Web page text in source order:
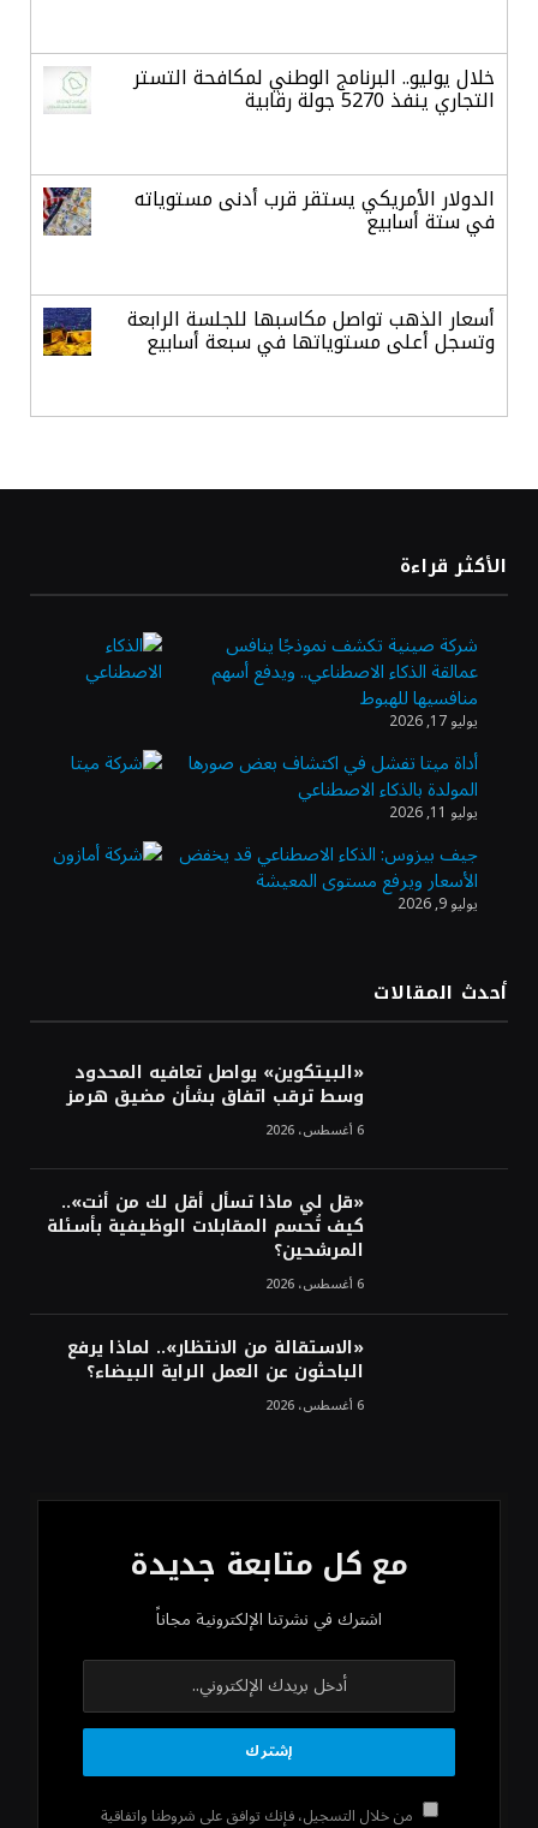
خلال يوليو.. البرنامج الوطني لمكافحة التستر
التجاري ينفذ 5270 جولة رقابية
الدولار الأمريكي يستقر قرب أدنى مستوياته
في ستة أسابيع
أسعار الذهب تواصل مكاسبها للجلسة الرابعة
وتسجل أعلى مستوياتها في سبعة أسابيع
«طيران الرياض» يدشن أولى رحلاته إلى مومباي
ويضيف الوجهة التشغيلية الثامنة
وزير الاستثمار: الموافقة على رخصة مزاولة
الأنشطة المالية عابرة الحدود تطوير للبيئة
الاستثمارية
الذهب يسجل أعلى مستوى في أسبوعين بدعم
من تراجع الدولار
الدولار الأمريكي يتراجع قرب أدنى مستوياته
ترقب تطورات الوساطة بشأن الحرب
الأكثر قراءة
شركة صينية تكشف نموذجًا ينافس
عمالقة الذكاء الاصطناعي.. ويدفع أسهم
منافسيها للهبوط
يوليو 17, 2026
أداة ميتا تفشل في اكتشاف بعض صورها
المولدة بالذكاء الاصطناعي
يوليو 11, 2026
جيف بيزوس: الذكاء الاصطناعي قد يخفض
الأسعار ويرفع مستوى المعيشة
يوليو 9, 2026
أحدث المقالات
«البيتكوين» يواصل تعافيه المحدود
وسط ترقب اتفاق بشأن مضيق هرمز
6 أغسطس، 2026
«قل لي ماذا تسأل أقل لك من أنت»..
كيف تُحسم المقابلات الوظيفية بأسئلة
المرشحين؟
6 أغسطس، 2026
«الاستقالة من الانتظار».. لماذا يرفع
الباحثون عن العمل الراية البيضاء؟
6 أغسطس، 2026
مع كل متابعة جديدة
اشترك في نشرتنا الإلكترونية مجاناً
من خلال التسجيل، فإنك توافق على شروطنا واتفاقية